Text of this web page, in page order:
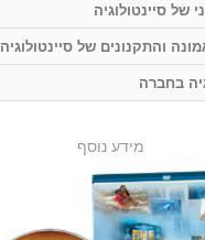
של סיינטולוגיה
והתקנונים של סיינטולוגיה
בחברה
מידע נוסף